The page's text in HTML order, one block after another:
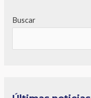
Buscar